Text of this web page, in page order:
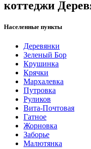
коттеджи
Населенные пункты
Деревянки
Зеленый Бор
Крушинка
Крячки
Мархалевка
Путровка
Руликов
Вита-Почтовая
Гатное
Жорновка
Заборье
Малютянка